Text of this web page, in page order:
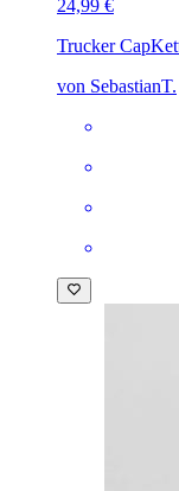
24,99 €
Trucker Cap
von SebastianT.